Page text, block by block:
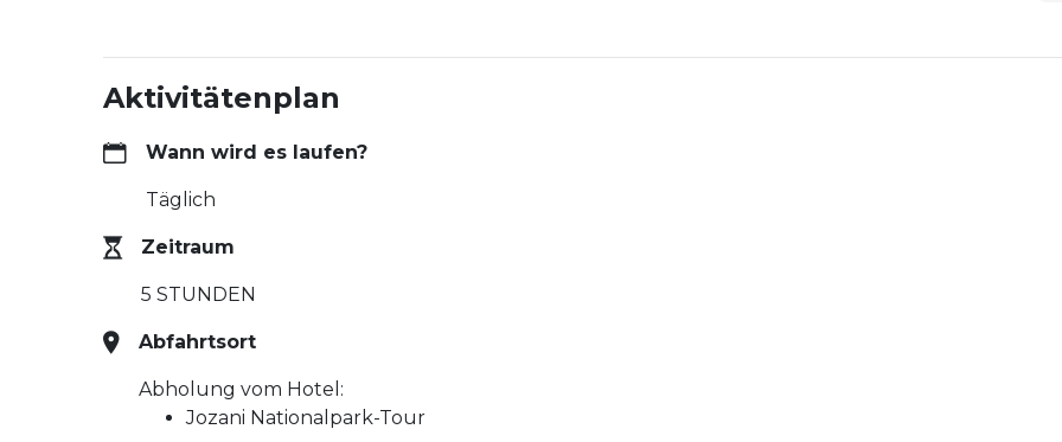
Aktivitätenplan
Wann wird es laufen?
Täglich
Zeitraum
5 STUNDEN
Abfahrtsort
Abholung vom Hotel:
Jozani Nationalpark-Tour